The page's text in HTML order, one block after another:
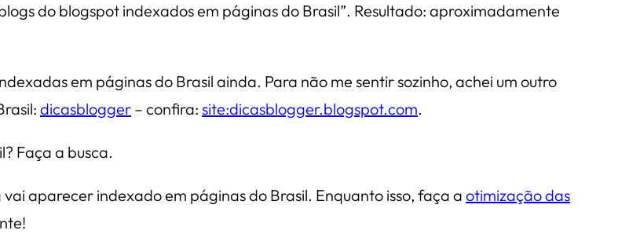
do blogspot indexados em páginas do Brasil”. Resultado: aproximadamente
em páginas do Brasil ainda. Para não me sentir sozinho, achei um outro
dicasblogger – confira: site:dicasblogger.blogspot.com.
Faça a busca.
aparecer indexado em páginas do Brasil. Enquanto isso, faça a otimização das